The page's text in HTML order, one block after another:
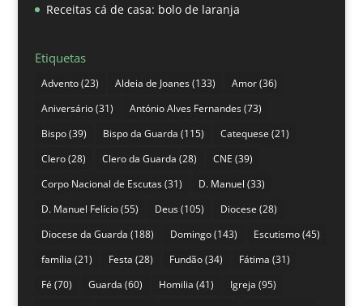
Receitas cá de casa: bolo de laranja
Etiquetas
Advento(23) Aldeia de Joanes(133) Amor(36)
Aniversário(31) António Alves Fernandes(73)
Bispo(39) Bispo da Guarda (115) Catequese (21)
Clero(28) Clero da Guarda (28) CNE (39)
Corpo Nacional de Escutas(31) D. Manuel (33)
D. Manuel Felício(55) Deus(105) Diocese (28)
Diocese da Guarda (188) Domingo(143) Escutismo(45)
família (21) Festa (28) Fundão(34) Fátima (31)
Fé (70) Guarda (60) Homilia (41) Igreja (95)